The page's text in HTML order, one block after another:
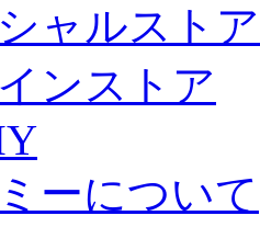
ャルスト
ンストア
ーについて